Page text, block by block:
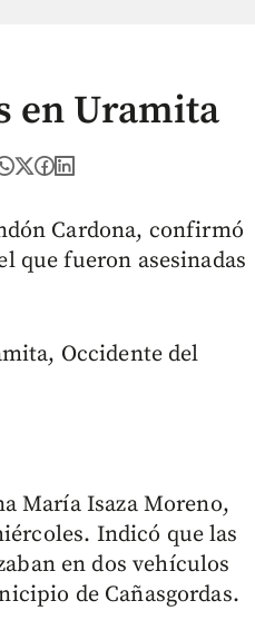
en Uramita
Cardona, confirmó
que fueron asesinadas
Occidente del
María Isaza Moreno,
Indicó que las
en dos vehículos
de Cañasgordas.